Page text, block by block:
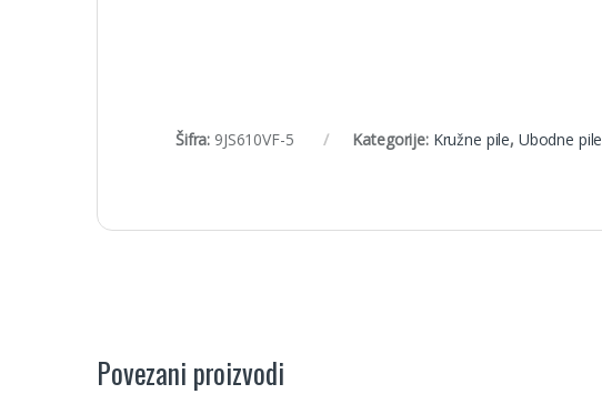
Šifra: 9JS610VF-5 Kategorije: Kružne pile, Ubodne pile
Povezani proizvodi